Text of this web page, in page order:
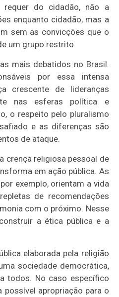
do cidadão, não a
enquanto cidadão, mas a
sem as convicções que o
um grupo restrito.
mais debatidos no Brasil.
por essa intensa
crescente de lideranças
nas esferas política e
o respeito pelo pluralismo
e as diferenças são
de ataque.
crença religiosa pessoal de
em ação pública. As
exemplo, orientam a vida
de recomendações
com o próximo. Nesse
a ética pública e a
elaborada pela religião
sociedade democrática,
todos. No caso específico
apropriação para o